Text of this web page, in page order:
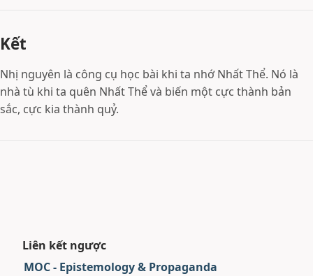
Kết
Nhị nguyên là công cụ học bài khi ta nhớ Nhất Thể. Nó là
nhà tù khi ta quên Nhất Thể và biến một cực thành bản
sắc, cực kia thành quỷ.
Liên kết ngược
MOC - Epistemology & Propaganda